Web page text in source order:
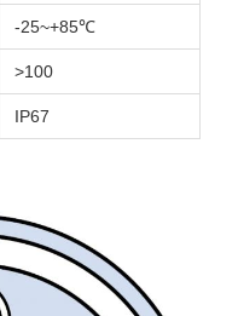
-25~+85℃
>100
IP67